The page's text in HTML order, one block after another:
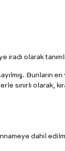
olarak
Bunların en
sınırlı olarak,
dahil